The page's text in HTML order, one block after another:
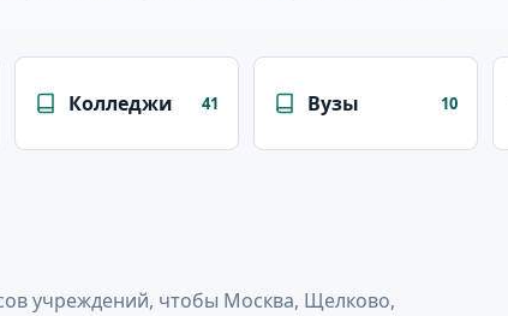
Колледжи 41 Вузы 10
учреждений, чтобы Москва, Щелково,